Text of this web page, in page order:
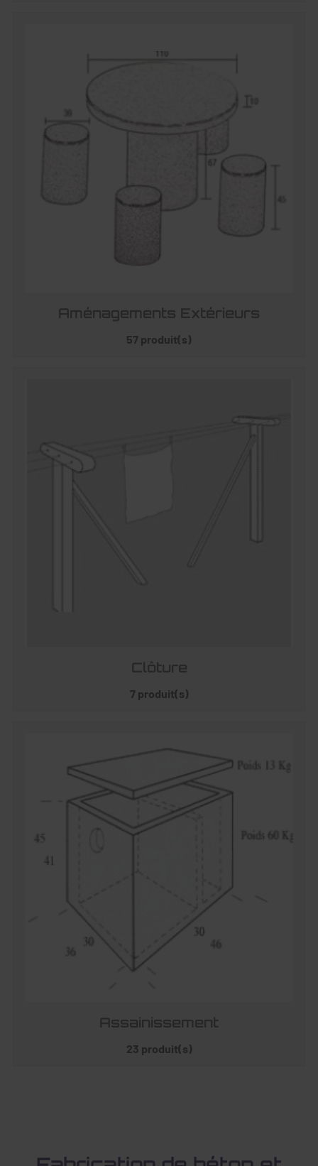
Aménagements Extérieurs
57 produit(s)
Clôture
7 produit(s)
Assainissement
23 produit(s)